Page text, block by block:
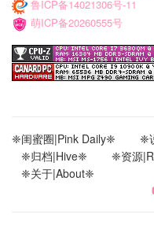
鲁ICP备14021306号-11
萌ICP备20260555号
❈闺蜜圈|Pink Daily❈ ❈
❈归档|Hive❈
❈资源
❈关于|About❈